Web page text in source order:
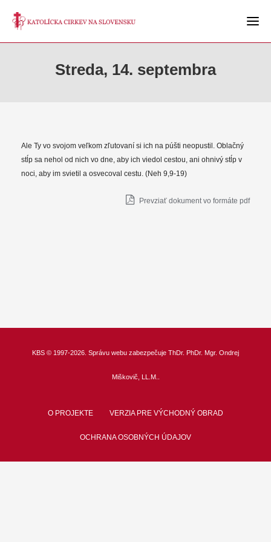
Streda, 14. septembra
Ale Ty vo svojom veľkom zľutovaní si ich na púšti neopustil. Oblačný
stĺp sa nehol od nich vo dne, aby ich viedol cestou, ani ohnivý stĺp v
noci, aby im svietil a osvecoval cestu. (Neh 9,9-19)
Prevziať dokument vo formáte pdf
KBS © 1997-2026. Správu webu zabezpečuje ThDr. PhDr. Mgr. Ondrej
Miškovič, LL.M.
O PROJEKTE VERZIA PRE VÝCHODNÝ OBRAD
OCHRANA OSOBNÝCH ÚDAJOV